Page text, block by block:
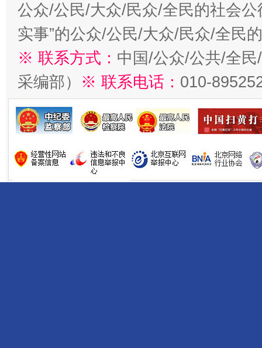
公众/公民/大众/民众/全民的社会公
实事”的公众/公民/大众/民众/全民
※ 联系方式： 中国/公众/公共/全
采编部） ※ 联系电话： 010-